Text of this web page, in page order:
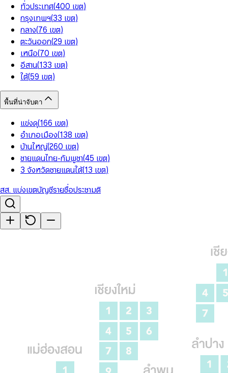
ทั่วประเทศ(400 เขต)
กรุงเทพฯ(33 เขต)
กลาง(76 เขต)
ตะวันออก(29 เขต)
เหนือ(70 เขต)
อีสาน(133 เขต)
ใต้(59 เขต)
พื้นที่น่าจับตา
แข่งดุ(166 เขต)
อำเภอเมือง(138 เขต)
บ้านใหญ่(260 เขต)
ชายแดนไทย-กัมพูชา(45 เขต)
3 จังหวัดชายแดนใต้(13 เขต)
สส. แบ่งเขตบัญชีรายชื่อประชามติ